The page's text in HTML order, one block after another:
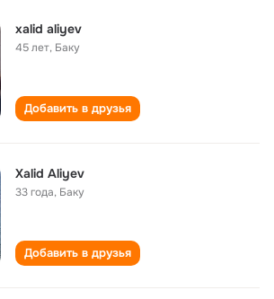
xalid aliyev
45 лет, Баку
Добавить в друзья
Xalid Aliyev
33 года, Баку
Добавить в друзья